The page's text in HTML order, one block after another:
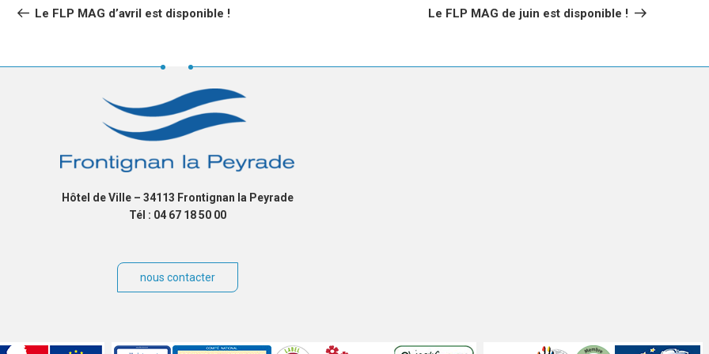
Le FLP MAG d’avril est disponible ! Le FLP MAG de juin est disponible !
Hôtel de Ville – 34113 Frontignan la Peyrade
Tél : 04 67 18 50 00
nous contacter